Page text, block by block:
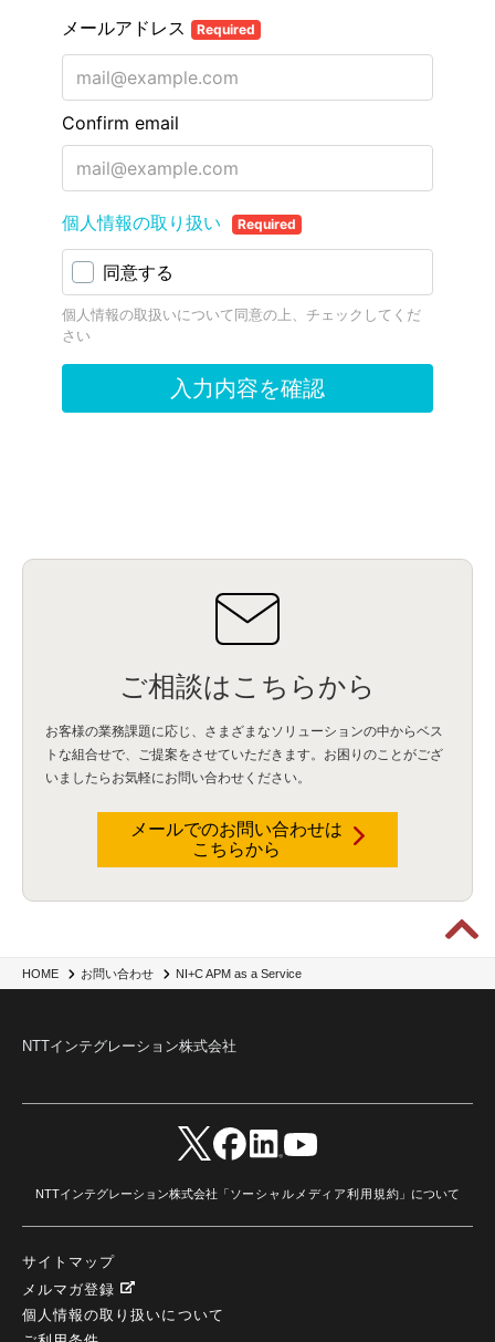
HOME お問い合わせ NI+C APM as a Service
ご相談はこちらから
お客様の業務課題に応じ、さまざまなソリューションの中からベス
トな組合せで、
ご提案をさせていただきます。お困りのことがござ
いましたらお気軽にお問い合わせください。
メールでのお問い合わせは
こちらから
NTTインテグレーション株式会社
NTTインテグレーション株式会社「ソーシャルメディア利用規約 」について
サイトマップ
メルマガ登録
個人情報の取り扱いについて